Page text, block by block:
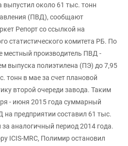
около 61 тыс. тонн
(ПВД), сообщают
Репорт со ссылкой на
статистического комитета РБ. По
местный производитель ПВД -
выпуска полиэтилена (ПЭ) до 7,95
тонн в мае за счет плановой
второй очереди завода. Таким
- июня 2015 года суммарный
предприятии составил 61 тыс.
аналогичный период 2014 года.
ICIS-MRC, Полимир остановил